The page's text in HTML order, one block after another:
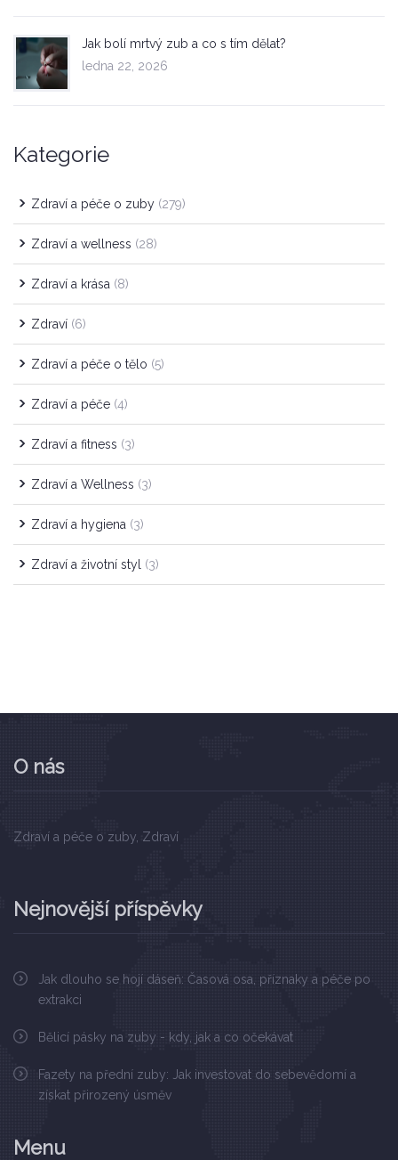
Jak bolí mrtvý zub a co s tím dělat?
ledna 22, 2026
Kategorie
Zdraví a péče o zuby (279)
Zdraví a wellness (28)
Zdraví a krása (8)
Zdraví (6)
Zdraví a péče o tělo (5)
Zdraví a péče (4)
Zdraví a fitness (3)
Zdraví a Wellness (3)
Zdraví a hygiena (3)
Zdraví a životní styl (3)
O nás
Zdraví a péče o zuby, Zdraví
Nejnovější příspěvky
Jak dlouho se hojí dáseň: Časová osa, příznaky a péče po
extrakci
Bělicí pásky na zuby - kdy, jak a co očekávat
Fazety na přední zuby: Jak investovat do sebevědomí a
získat přirozený úsměv
Menu